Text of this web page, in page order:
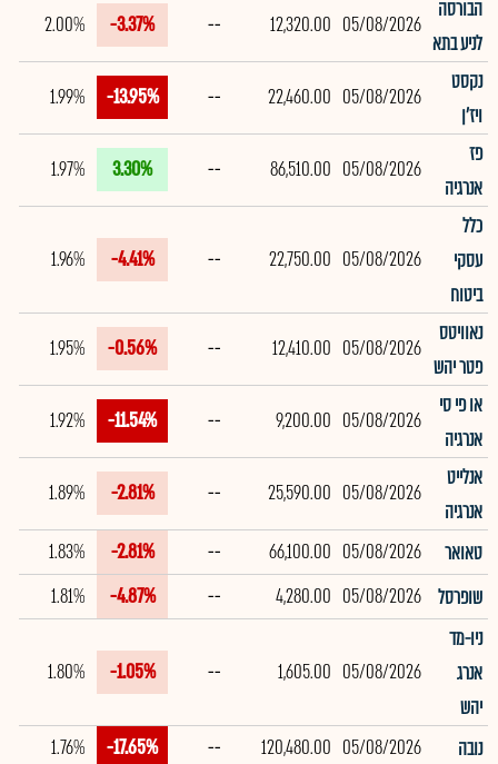
הבורסה
לניע בתא
05/08/2026
12,320.00
--
-3.37%
2.00%
נקסט
ויז'ן
05/08/2026
22,460.00
--
-13.95%
1.99%
פז
אנרגיה
05/08/2026
86,510.00
--
3.30%
1.97%
כלל
עסקי
ביטוח
05/08/2026
22,750.00
--
-4.41%
1.96%
נאוויטס
פטר יהש
05/08/2026
12,410.00
--
-0.56%
1.95%
או פי סי
אנרגיה
05/08/2026
9,200.00
--
-11.54%
1.92%
אנלייט
אנרגיה
05/08/2026
25,590.00
--
-2.81%
1.89%
טאואר 05/08/2026
66,100.00
--
-2.81%
1.83%
שופרסל
05/08/2026
4,280.00
--
-4.87%
1.81%
ניו-מד
אנרג
יהש
05/08/2026
1,605.00
--
-1.05%
1.80%
נובה 05/08/2026
120,480.00
--
-17.65%
1.76%